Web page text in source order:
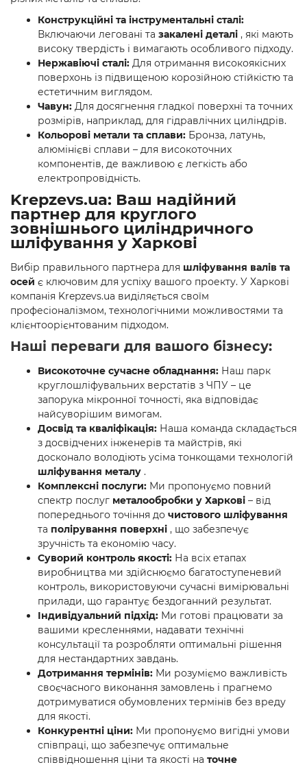
Конструкційні та інструментальні сталі:
Включаючи леговані та закалені деталі , які мають
високу твердість і вимагають особливого підходу.
Нержавіючі сталі: Для отримання високоякісних
поверхонь із підвищеною корозійною стійкістю та
естетичним виглядом.
Чавун: Для досягнення гладкої поверхні та точних
розмірів, наприклад, для гідравлічних циліндрів.
Кольорові метали та сплави: Бронза, латунь,
алюмінієві сплави – для високоточних
компонентів, де важливою є легкість або
електропровідність.
Krepzevs.ua: Ваш надійний
партнер для круглого
зовнішнього циліндричного
шліфування у Харкові
Вибір правильного партнера для шліфування валів та
осей є ключовим для успіху вашого проекту. У Харкові
компанія Krepzevs.ua виділяється своїм
професіоналізмом, технологічними можливостями та
клієнтоорієнтованим підходом.
Наші переваги для вашого бізнесу:
Високоточне сучасне обладнання: Наш парк
круглошліфувальних верстатів з ЧПУ – це
запорука мікронної точності, яка відповідає
найсуворішим вимогам.
Досвід та кваліфікація: Наша команда складається
з досвідчених інженерів та майстрів, які
досконало володіють усіма тонкощами технологій
шліфування металу .
Комплексні послуги: Ми пропонуємо повний
спектр послуг металообробки у Харкові – від
попереднього точіння до чистового шліфування
та полірування поверхні , що забезпечує
зручність та економію часу.
Суворий контроль якості: На всіх етапах
виробництва ми здійснюємо багатоступеневий
контроль, використовуючи сучасні вимірювальні
прилади, що гарантує бездоганний результат.
Індивідуальний підхід: Ми готові працювати за
вашими кресленнями, надавати технічні
консультації та розробляти оптимальні рішення
для нестандартних завдань.
Дотримання термінів: Ми розуміємо важливість
своєчасного виконання замовлень і прагнемо
дотримуватися обумовлених термінів без вреду
для якості.
Конкурентні ціни: Ми пропонуємо вигідні умови
співпраці, що забезпечує оптимальне
співвідношення ціни та якості на точне